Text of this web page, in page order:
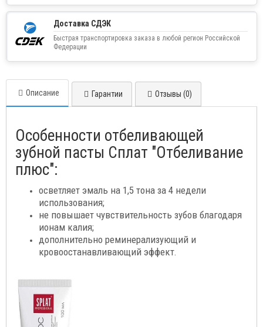
Доставка СДЭК
Быстрая транспортировка заказа в любой регион Российской
Федерации
Описание Гарантии Отзывы (0)
Особенности отбеливающей
зубной пасты Сплат "Отбеливание
плюс":
осветляет эмаль на 1,5 тона за 4 недели
использования;
не повышает чувствительность зубов благодаря
ионам калия;
дополнительно реминерализующий и
кровоостанавливающий эффект.